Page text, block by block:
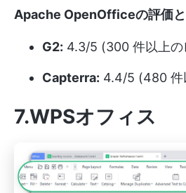
Apache OpenOfficeの評価
G2: 4.3/5 (300 件以上の
Capterra: 4.4/5 (480 件
7.WPSオフィス